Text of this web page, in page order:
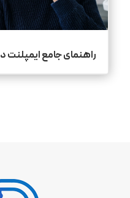
راهنمای جامع ایمپلنت